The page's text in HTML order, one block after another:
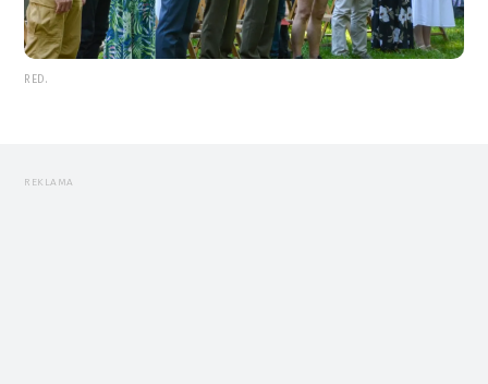
RED.
REKLAMA